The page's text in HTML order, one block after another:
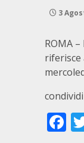
3
ROMA
riferisce